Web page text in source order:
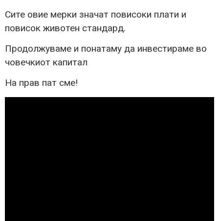
Сите овие мерки значат повисоки плати и
повисок животен стандард.
Продолжуваме и понатаму да инвестираме во
човечкиот капитал
На прав пат сме!